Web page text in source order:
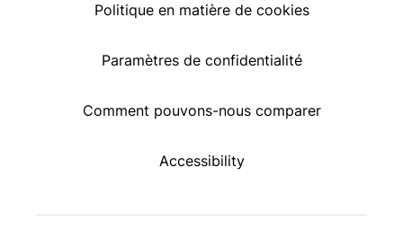
Politique en matière de cookies
Paramètres de confidentialité
Comment pouvons-nous comparer
Accessibility